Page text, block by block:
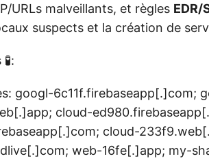
URLs malveillants, et règles EDR/
suspects et la création de
googl-6c11f.firebaseapp[.]com;
cloud-
cloud-
web-16fe[.]app; my-